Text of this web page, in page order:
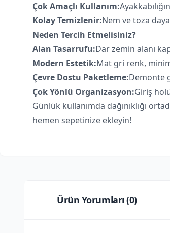
Çok Amaçlı Kullanım:
Kolay Temizlenir:Nem ve toza
Neden Tercih Etmelisiniz?
Alan Tasarrufu:Dar zemin alanı
Modern Estetik:Mat gri renk,
Çevre Dostu Paketleme:Demonte
Çok Yönlü Organizasyon:Giriş
Günlük kullanımda dağınıklığı
hemen sepetinize ekleyin!
Ürün Yorumları (0)